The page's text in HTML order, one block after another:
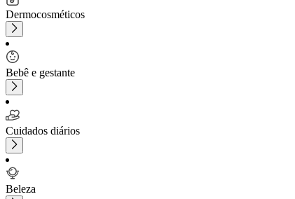
Dermocosméticos
Bebê e gestante
Cuidados diários
Beleza